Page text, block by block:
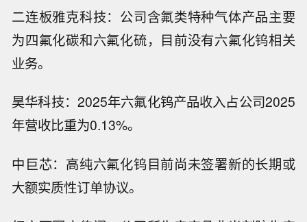
二连板雅克科技：公司含氟类特种气体产品主要
为四氟化碳和六氟化硫，目前没有六氟化钨相关
业务。
昊华科技：2025年六氟化钨产品收入占公司2025
年营收比重为0.13%。
中巨芯：高纯六氟化钨目前尚未签署新的长期或
大额实质性订单协议。